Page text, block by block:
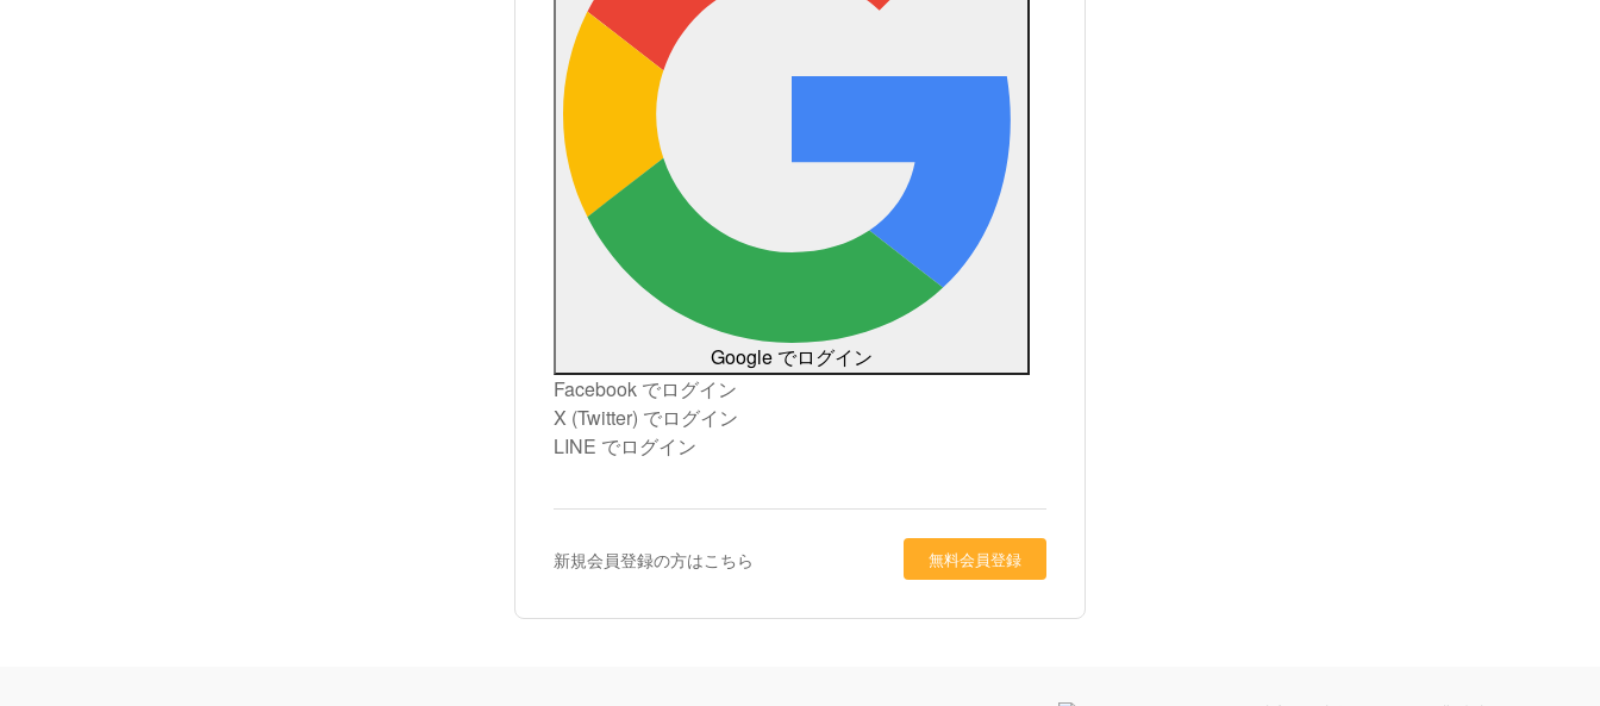
Google でログイン
Facebook でログイン
X (Twitter) でログイン
LINE でログイン
新規会員登録の方はこちら 無料会員登録